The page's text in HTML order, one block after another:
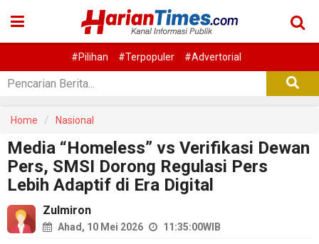
#Pilihan #Terpopuler #Advertorial
Home Nasional
Media “Homeless” vs Verifikasi Dewan
Pers, SMSI Dorong Regulasi Pers
Lebih Adaptif di Era Digital
Zulmiron
Ahad, 10 Mei 2026 11:35:00WIB